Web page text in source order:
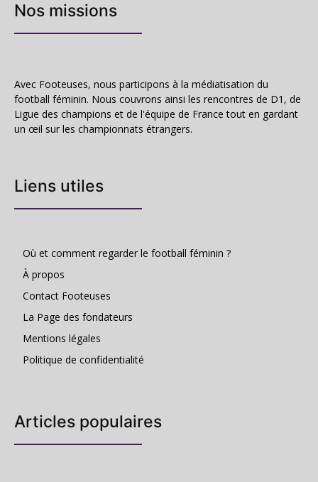
Nos missions
Avec Footeuses, nous participons à la médiatisation du
football féminin. Nous couvrons ainsi les rencontres de D1, de
Ligue des champions et de l'équipe de France tout en gardant
un œil sur les championnats étrangers.
Liens utiles
Où et comment regarder le football féminin ?
À propos
Contact Footeuses
La Page des fondateurs
Mentions légales
Politique de confidentialité
Articles populaires